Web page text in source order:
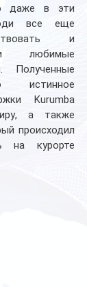
даже в эти
все еще
и
любимые
Полученные
Kurumba
а также
происходил
на курорте